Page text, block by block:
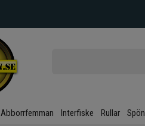
Abborrfemman Interfiske Rullar Spön